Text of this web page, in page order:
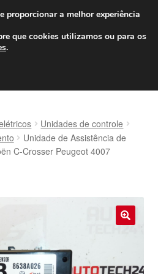
partir de 7 EUR
às 16h800 500 967
Unidades de controle
Unidade de Assistência de
C-Crosser Peugeot 4007
proporcionar a melhor experiência
que cookies utilizamos ou para os
.